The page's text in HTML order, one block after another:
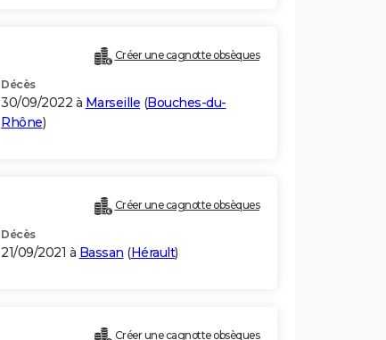
Créer une cagnotte obsèques
Décès
30/09/2022 à Marseille (Bouches-du-
Rhône)
Créer une cagnotte obsèques
Décès
21/09/2021 à Bassan (Hérault)
Créer une cagnotte obsèques